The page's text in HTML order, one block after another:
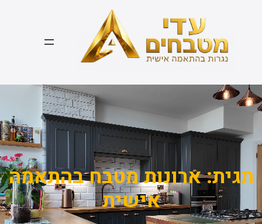
תגית:ארונות מטבח בהתאמה
אישית